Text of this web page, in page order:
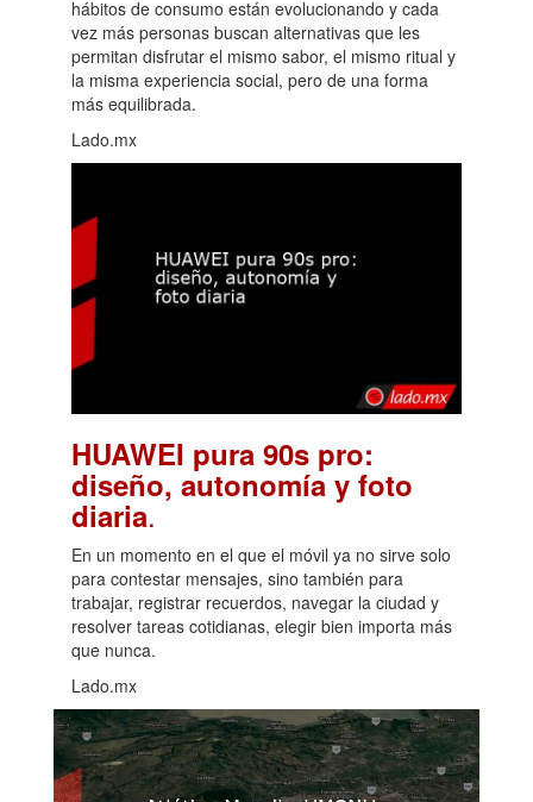
hábitos de consumo están evolucionando y cada
vez más personas buscan alternativas que les
permitan disfrutar el mismo sabor, el mismo ritual y
la misma experiencia social, pero de una forma
más equilibrada.
Lado.mx
HUAWEI pura 90s pro:
diseño, autonomía y foto
diaria.
En un momento en el que el móvil ya no sirve solo
para contestar mensajes, sino también para
trabajar, registrar recuerdos, navegar la ciudad y
resolver tareas cotidianas, elegir bien importa más
que nunca.
Lado.mx